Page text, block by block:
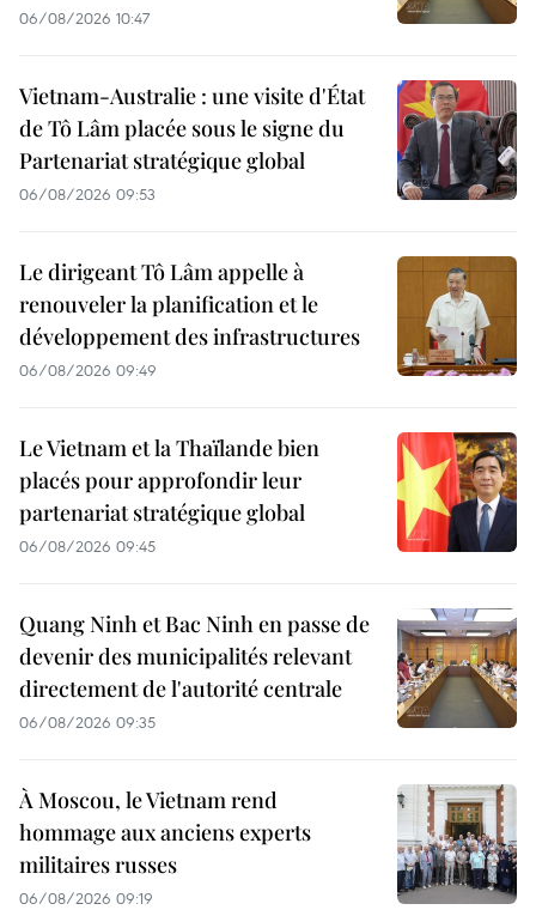
06/08/2026 10:47
Vietnam-Australie : une visite d'État
de Tô Lâm placée sous le signe du
Partenariat stratégique global
06/08/2026 09:53
Le dirigeant Tô Lâm appelle à
renouveler la planification et le
développement des infrastructures
06/08/2026 09:49
Le Vietnam et la Thaïlande bien
placés pour approfondir leur
partenariat stratégique global
06/08/2026 09:45
Quang Ninh et Bac Ninh en passe de
devenir des municipalités relevant
directement de l'autorité centrale
06/08/2026 09:35
À Moscou, le Vietnam rend
hommage aux anciens experts
militaires russes
06/08/2026 09:19